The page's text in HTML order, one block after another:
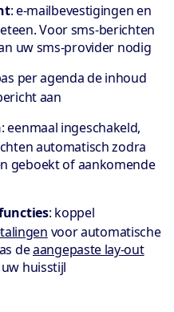
: e-mailbevestigingen en
Voor sms-berichten
uw sms-provider nodig
per agenda de inhoud
aan
: eenmaal ingeschakeld,
automatisch zodra
geboekt of aankomende
: koppel
voor automatische
deaangepaste lay-out
huisstijl